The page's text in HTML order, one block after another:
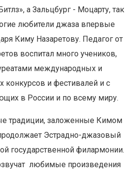
а Зальцбург - Моцарту, так
любители джаза впервые
Киму Назаретову. Педагог от
воспитал много учеников,
международных и
конкурсов и фестивалей и с
в России и по всему миру.
традиции, заложенные Кимом
Эстрадно-джазовый
государственной филармонии.
любимые произведения